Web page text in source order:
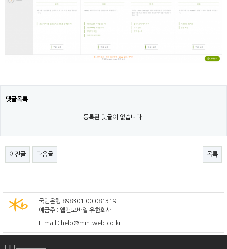
댓글목록
등록된 댓글이 없습니다.
이전글 다음글 목록
국민은행 898301-00-081319
예금주 : 웹앤모바일 유한회사
E-mail : help@mintweb.co.kr